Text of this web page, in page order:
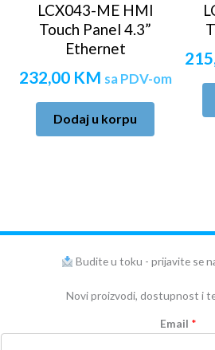
LCX043-ME HMI
Touch Panel 4.3”
Ethernet
232,00 KM sa PDV-om
Dodaj u korpu
Budite u toku - prijavite se
Novi proizvodi, dostupnost i
Email *